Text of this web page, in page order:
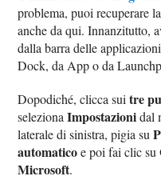
problema, puoi recuperare
anche da qui. Innanzitutto,
dalla barra delle
Dock, da App o da
Dopodiché, clicca suitre
selezionaImpostazionidal
laterale di sinistra, pigia su
automaticoe poi fai clic su
Microsoft.